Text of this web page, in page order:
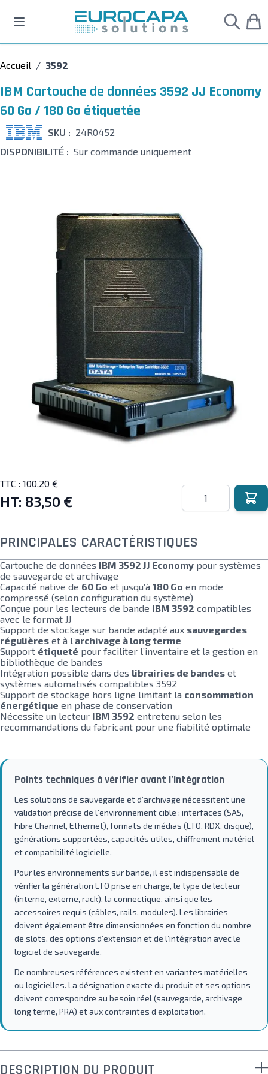
Accueil / 3592
IBM Cartouche de données 3592 JJ Economy
60 Go / 180 Go étiquetée
SKU : 24R0452
DISPONIBILITÉ : Sur commande uniquement
TTC : 100,20 €
HT: 83,50 €
Quantité
PRINCIPALES CARACTÉRISTIQUES
Cartouche de données IBM 3592 JJ Economy pour systèmes
de sauvegarde et archivage
Capacité native de 60 Go et jusqu’à 180 Go en mode
compressé (selon configuration du système)
Conçue pour les lecteurs de bande IBM 3592 compatibles
avec le format JJ
Support de stockage sur bande adapté aux sauvegardes
régulières et à l’archivage à long terme
Support étiqueté pour faciliter l’inventaire et la gestion en
bibliothèque de bandes
Intégration possible dans des librairies de bandes et
systèmes automatisés compatibles 3592
Support de stockage hors ligne limitant la consommation
énergétique en phase de conservation
Nécessite un lecteur IBM 3592 entretenu selon les
recommandations du fabricant pour une fiabilité optimale
Points techniques à vérifier avant l’intégration
Les solutions de sauvegarde et d’archivage nécessitent une
validation précise de l’environnement cible : interfaces (SAS,
Fibre Channel, Ethernet), formats de médias (LTO, RDX, disque),
générations supportées, capacités utiles, chiffrement matériel
et compatibilité logicielle.
Pour les environnements sur bande, il est indispensable de
vérifier la génération LTO prise en charge, le type de lecteur
(interne, externe, rack), la connectique, ainsi que les
accessoires requis (câbles, rails, modules). Les librairies
doivent également être dimensionnées en fonction du nombre
de slots, des options d’extension et de l’intégration avec le
logiciel de sauvegarde.
De nombreuses références existent en variantes matérielles
ou logicielles. La désignation exacte du produit et ses options
doivent correspondre au besoin réel (sauvegarde, archivage
long terme, PRA) et aux contraintes d’exploitation.
DESCRIPTION DU PRODUIT